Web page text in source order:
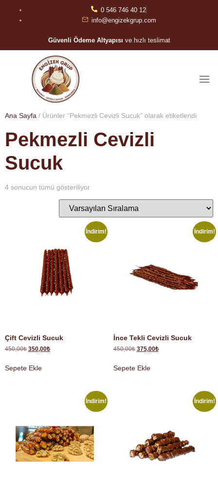
0 546 746 40 12
info@engizekgrup.com
Güvenli Ödeme Altyapısı ve hızlı teslimat
Ana Sayfa / Ürünler “Pekmezli Cevizli Sucuk” olarak etiketlendi
Pekmezli Cevizli
Sucuk
4 sonucun tümü gösteriliyor
İndirim!
Çift Cevizli Sucuk
450,00₺ 350,00₺
Sepete Ekle
İndirim!
İnce Tekli Cevizli Sucuk
450,00₺ 375,00₺
Sepete Ekle
İndirim! İndirim!